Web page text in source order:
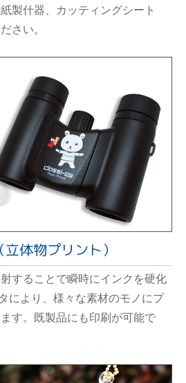
製什器、カッティングシート
さい。
体物プリント）
することで瞬時にインクを硬化
により、様々な素材のモノにプ
す。既製品にも印刷が可能で